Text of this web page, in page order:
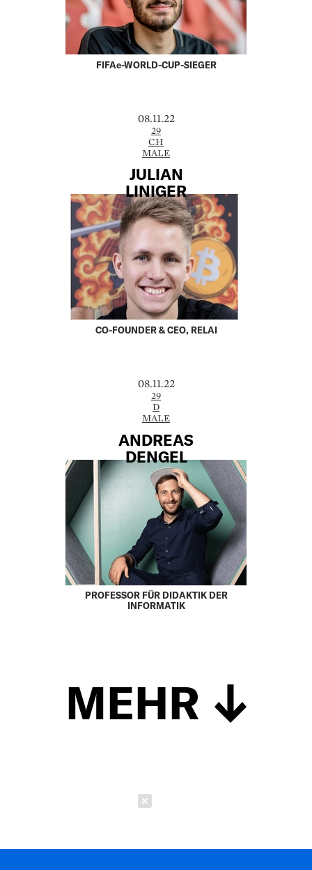
FIFAe-WORLD-CUP-SIEGER
08.11.22
29
CH
MALE
JULIAN
LINIGER
CO-FOUNDER & CEO, RELAI
08.11.22
29
D
MALE
ANDREAS
DENGEL
PROFESSOR FÜR DIDAKTIK DER
INFORMATIK
MEHR